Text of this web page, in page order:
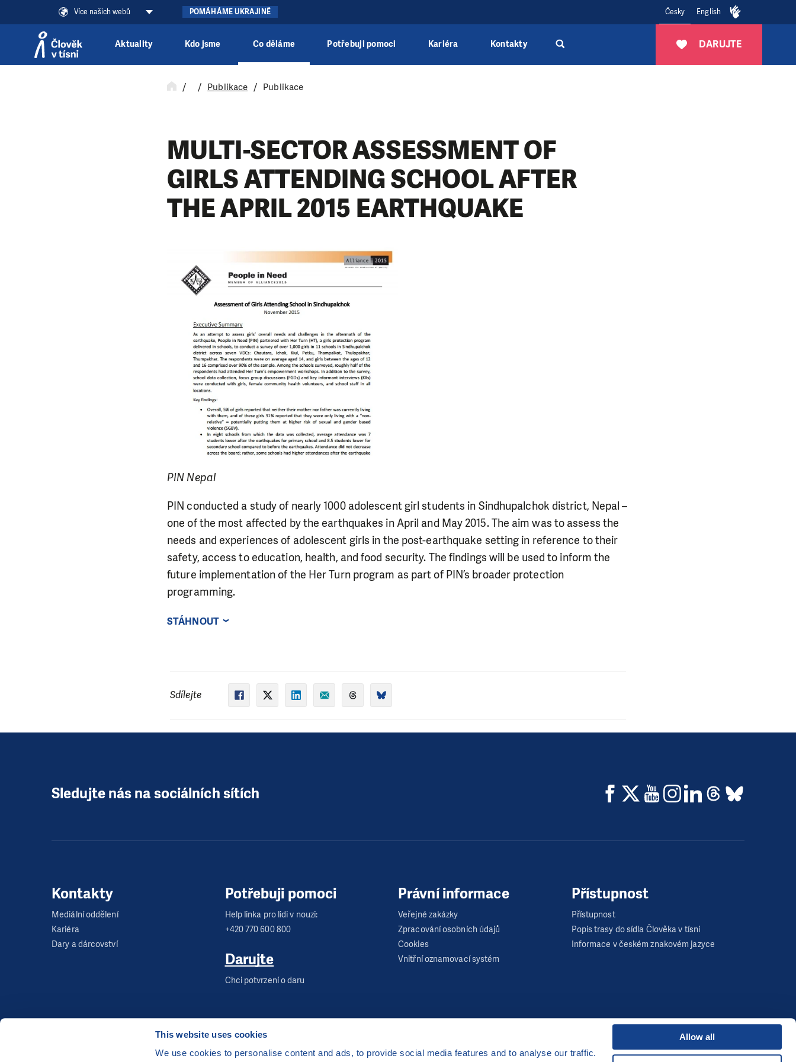
This website uses cookies
We use cookies to personalise content and ads, to provide social media features and to analyse our traffic.
Allow all
Více našich webů POMÁHÁME UKRAJINĚ Česky English
DARUJTE
Aktuality Kdo jsme Co děláme Potřebuji pomoci Kariéra Kontakty
Publikace Publikace
MULTI-SECTOR ASSESSMENT OF
GIRLS ATTENDING SCHOOL AFTER
THE APRIL 2015 EARTHQUAKE
PIN Nepal
PIN conducted a study of nearly 1000 adolescent girl students in Sindhupalchok district, Nepal –
one of the most affected by the earthquakes in April and May 2015. The aim was to assess the
needs and experiences of adolescent girls in the post-earthquake setting in reference to their
safety, access to education, health, and food security. The findings will be used to inform the
future implementation of the Her Turn program as part of PIN’s broader protection
programming.
STÁHNOUT
Sdílejte
Sledujte nás na sociálních sítích
Kontakty
Mediální oddělení
Kariéra
Dary a dárcovství
Potřebuji pomoci
Help linka pro lidi v nouzi:
+420 770 600 800
Darujte
Chci potvrzení o daru
Právní informace
Veřejné zakázky
Zpracování osobních údajů
Cookies
Vnitřní oznamovací systém
Přístupnost
Přístupnost
Popis trasy do sídla Člověka v tísni
Informace v českém znakovém jazyce